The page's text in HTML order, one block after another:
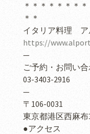
＊＊＊＊＊＊＊
＊＊
イタリア料理 ア
https://
—
ご予約・お問い
03-3403-2916
—
〒106-0031
東京都港区西麻布
●アクセス